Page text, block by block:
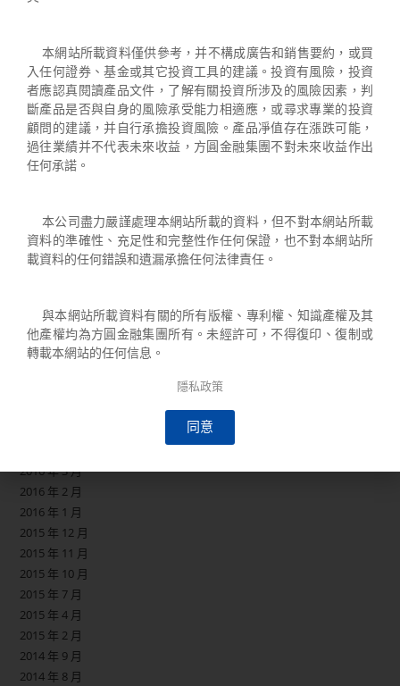
2019 年 1 月
2018 年 12 月
2018 年 11 月
2018 年 8 月
2018 年 6 月
2018 年 5 月
2018 年 1 月
2017 年 12 月
2017 年 11 月
2017 年 6 月
2017 年 5 月
2017 年 4 月
2016 年 3 月
2016 年 2 月
2016 年 1 月
2015 年 12 月
2015 年 11 月
2015 年 10 月
2015 年 7 月
2015 年 4 月
2015 年 2 月
2014 年 9 月
2014 年 8 月
本網站所載資料僅供參考，并不構成廣告和銷售要約，或買
入任何證券、基金或其它投資工具的建議。投資有風險，投資
者應認真閱讀產品文件，了解有關投資所涉及的風險因素，判
斷產品是否與自身的風險承受能力相適應，或尋求專業的投資
顧問的建議，并自行承擔投資風險。產品凈值存在漲跌可能，
過往業績并不代表未來收益，方圓金融集團不對未來收益作出
任何承諾。
本公司盡力嚴謹處理本網站所載的資料，但不對本網站所載
資料的準確性、充足性和完整性作任何保證，也不對本網站所
載資料的任何錯誤和遺漏承擔任何法律責任。
與本網站所載資料有關的所有版權、專利權、知識產權及其
他產權均為方圓金融集團所有。未經許可，不得復印、復制或
轉載本網站的任何信息。
隱私政策
同意